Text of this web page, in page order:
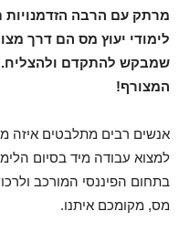
מרתק עם הרבה הזדמנויות
לימודי יעוץ מס הם דרך
שמבקש להתקדם ולהצליח.
המצורף!
אנשים רבים מתלבטים איזה
למצוא עבודה מיד בסיום
בתחום הפיננסי המורכב
מס, מקומכם איתנו.